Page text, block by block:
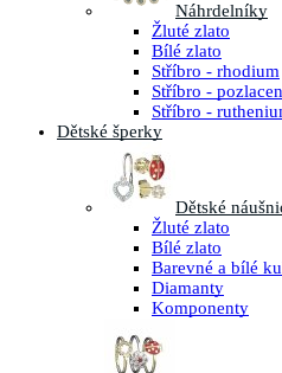
Náhrdelníky
Žluté zlato
Bílé zlato
Stříbro - rhodium
Stříbro -
Stříbro -
Dětské šperky
Dětské
Žluté zlato
Bílé zlato
Barevné a bílé
Diamanty
Komponenty